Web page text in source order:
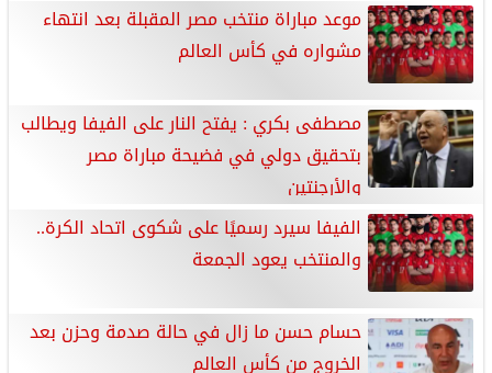
موعد مباراة منتخب مصر المقبلة بعد انتهاء
مشواره في كأس العالم
مصطفى بكري : يفتح النار على الفيفا ويطالب
بتحقيق دولي في فضيحة مباراة مصر
والأرجنتين
الفيفا سيرد رسميًا على شكوى اتحاد الكرة..
والمنتخب يعود الجمعة
حسام حسن ما زال في حالة صدمة وحزن بعد
الخروج من كأس العالم